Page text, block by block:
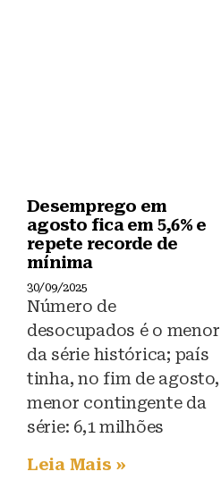
Desemprego em
agosto fica em 5,6% e
repete recorde de
mínima
30/09/2025
Número de
desocupados é o menor
da série histórica; país
tinha, no fim de agosto,
menor contingente da
série: 6,1 milhões
Leia Mais »